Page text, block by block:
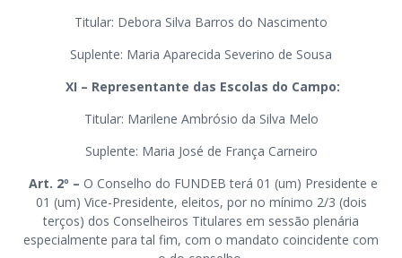
Titular: Debora Silva Barros do Nascimento
Suplente: Maria Aparecida Severino de Sousa
XI – Representante das Escolas do Campo:
Titular: Marilene Ambrósio da Silva Melo
Suplente: Maria José de França Carneiro
Art. 2º – O Conselho do FUNDEB terá 01 (um) Presidente e
01 (um) Vice-Presidente, eleitos, por no mínimo 2/3 (dois
terços) dos Conselheiros Titulares em sessão plenária
especialmente para tal fim, com o mandato coincidente com